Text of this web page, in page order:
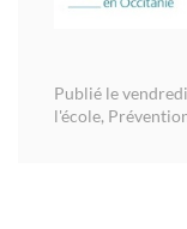
Publié le
l'école,